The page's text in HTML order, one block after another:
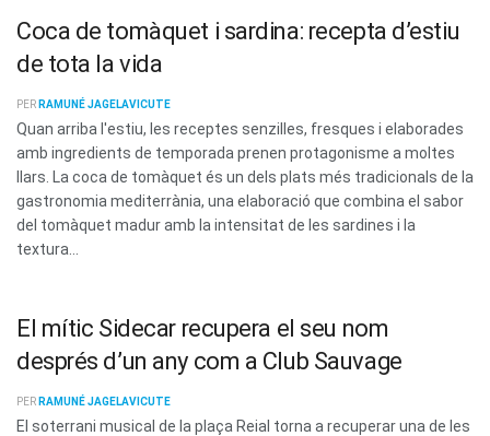
Coca de tomàquet i sardina: recepta d’estiu
de tota la vida
PER RAMUNÉ JAGELAVICUTE
Quan arriba l'estiu, les receptes senzilles, fresques i elaborades
amb ingredients de temporada prenen protagonisme a moltes
llars. La coca de tomàquet és un dels plats més tradicionals de la
gastronomia mediterrània, una elaboració que combina el sabor
del tomàquet madur amb la intensitat de les sardines i la
textura...
El mític Sidecar recupera el seu nom
després d’un any com a Club Sauvage
PER RAMUNÉ JAGELAVICUTE
El soterrani musical de la plaça Reial torna a recuperar una de les